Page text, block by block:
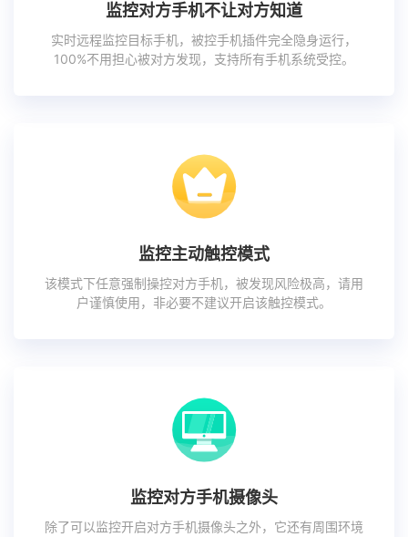
监控对方手机不让对方知道
实时远程监控目标手机，被控手机插件完全隐身运行，
100%不用担心被对方发现，支持所有手机系统受控。
监控主动触控模式
该模式下任意强制操控对方手机，被发现风险极高，请用
户谨慎使用，非必要不建议开启该触控模式。
监控对方手机摄像头
除了可以监控开启对方手机摄像头之外，它还有周围环境